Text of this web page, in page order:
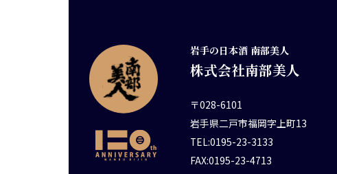
岩手の日本酒 南部美人
株式会社南部美人
〒028-6101
岩手県二戸市福岡字上町13
TEL:0195-23-3133
FAX:0195-23-4713